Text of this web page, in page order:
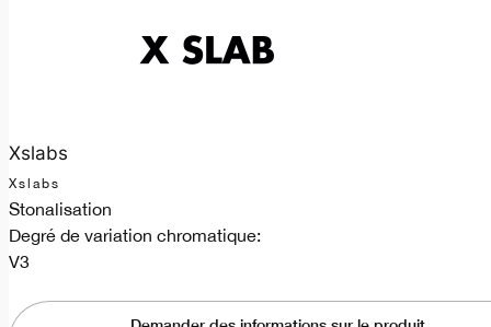
Xslabs
Xslabs
Stonalisation
Degré de variation chromatique:
V3